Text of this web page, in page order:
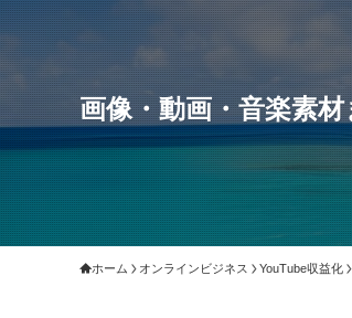
画像・動画・音楽素
ホーム オンラインビジネス YouTube収益化